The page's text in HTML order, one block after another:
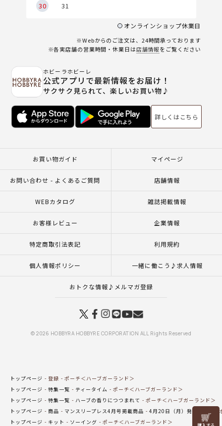
リリヤン
30
31
オンラインショップ休業日
※Webからのご注文は、24時間承っております
※各実店舗の営業時間・休業日は店舗情報をご覧ください
ホビーラホビーレ
公式アプリで最新情報をお届け！
サクサク見られて、楽しいお買い物♪
詳しくはこちら
お買い物ガイド マイページ
お問い合わせ - よくあるご質問 店舗情報
WEBカタログ 雑誌掲載情報
お客様レビュー 企業情報
特定商取引法表記 利用規約
個人情報ポリシー 一緒に働こう♪求人情報
おトクな情報♪メルマガ登録
© 2026 HOBBYRA HOBBYRE CORPORATION ALL Rights Reserved
トップページ 登録
ポーチ＜ハーブガーランド＞
トップページ
特集一覧 ティータイム
ポーチ＜ハーブガーランド＞
トップページ
特集一覧 ハーブの香りにつつまれて
ポーチ＜ハーブガーランド＞
トップページ
商品 マンスリープレス4月号掲載商品 4月20日（月）発売の商品
トップページ
キット ソーイング ポーチ＜ハーブガーランド＞